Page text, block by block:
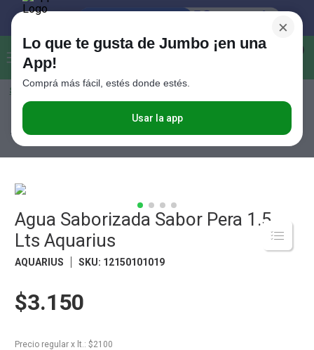
Buscar...
Seleccioná el método de entrega
×
Lo que te gusta de Jumbo ¡en una
App!
Comprá más fácil, estés donde estés.
Usar la app
Aguas Saborizadas
Agua Saborizada Sabor Pera
1.5 Lts Aquarius
Agua Saborizada Sabor Pera 1.5
Lts Aquarius
AQUARIUS SKU: 12150101019
$3.150
Precio regular x lt. : $2100
Términos más buscados
Valijas
Cerveza
Galletitas
Yerba
Juguetes
. Carne